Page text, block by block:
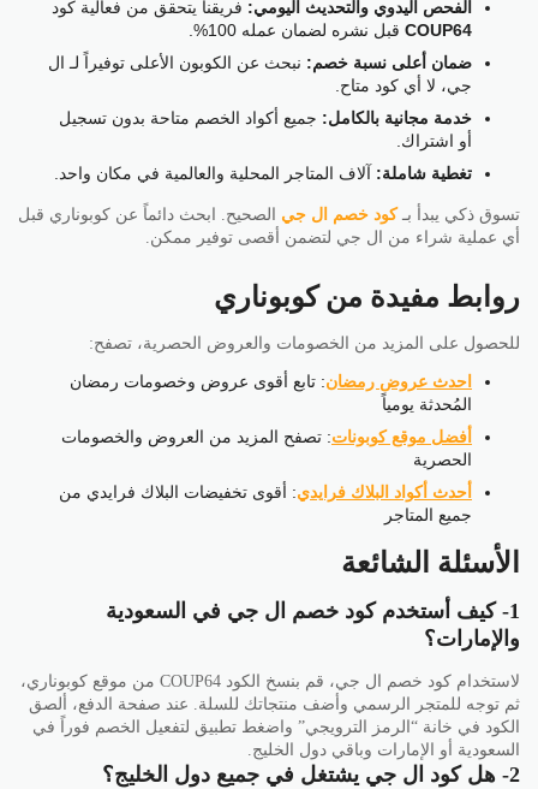
الفحص اليدوي والتحديث اليومي: فريقنا يتحقق من فعالية كود
COUP64 قبل نشره لضمان عمله 100%.
ضمان أعلى نسبة خصم: نبحث عن الكوبون الأعلى توفيراً لـ ال
جي، لا أي كود متاح.
خدمة مجانية بالكامل: جميع أكواد الخصم متاحة بدون تسجيل
أو اشتراك.
تغطية شاملة: آلاف المتاجر المحلية والعالمية في مكان واحد.
تسوق ذكي يبدأ بـكود خصم ال جي الصحيح. ابحث دائماً عن كوبوناري قبل
أي عملية شراء من ال جي لتضمن أقصى توفير ممكن.
روابط مفيدة من كوبوناري
للحصول على المزيد من الخصومات والعروض الحصرية، تصفح:
احدث عروض رمضان: تابع أقوى عروض وخصومات رمضان
المُحدثة يومياً
أفضل موقع كوبونات: تصفح المزيد من العروض والخصومات
الحصرية
أحدث أكواد البلاك فرايدي: أقوى تخفيضات البلاك فرايدي من
جميع المتاجر
الأسئلة الشائعة
1- كيف أستخدم كود خصم ال جي في السعودية
والإمارات؟
لاستخدام كود خصم ال جي، قم بنسخ الكود COUP64 من موقع كوبوناري،
ثم توجه للمتجر الرسمي وأضف منتجاتك للسلة. عند صفحة الدفع، ألصق
الكود في خانة “الرمز الترويجي” واضغط تطبيق لتفعيل الخصم فوراً في
السعودية أو الإمارات وباقي دول الخليج.
2- هل كود ال جي يشتغل في جميع دول الخليج؟